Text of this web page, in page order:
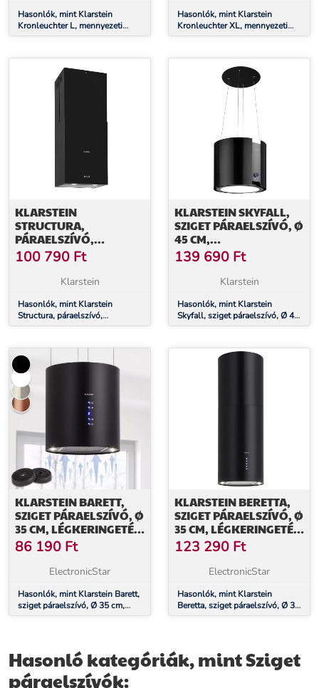
Hasonlók, mint Klarstein
Kronleuchter L, mennyezeti
páraelszívó, 60 cm, 590 m³/ó,
Hasonlók, mint Klarstein
Kronleuchter XL, mennyezeti
páraelszívó, 90 cm, 590 m³/ó,
KLARSTEIN
STRUCTURA,
PÁRAELSZÍVÓ,
ELSZÍVÁS/KERINGETÉS,
624 M³/Ó, A
ENERGIAHATÉKONYSÁGI
100 790 Ft
Klarstein
Hasonlók, mint Klarstein
Structura, páraelszívó,
elszívás/keringetés, 624 m³/ó, A
LED, fekete
KLARSTEIN SKYFALL,
SZIGET PÁRAELSZÍVÓ, Ø
45 CM,
LÉGKERINGETÉS, 402
M³/Ó, LED, NEMESACÉL,
139 690 Ft
Klarstein
Hasonlók, mint Klarstein
Skyfall, sziget páraelszívó, Ø 45
cm, légkeringetés, 402 m³/ó,
KLARSTEIN BARETT,
SZIGET PÁRAELSZÍVÓ, Ø
35 CM, LÉGKERINGETÉS,
560 M³/Ó, LED,
AKTÍVSZÉN SZŰRŐ,
FEKETE
86 190 Ft
ElectronicStar
Hasonlók, mint Klarstein Barett,
sziget páraelszívó, Ø 35 cm,
légkeringetés, 560 m³/ó, LED,
KLARSTEIN BERETTA,
SZIGET PÁRAELSZÍVÓ, Ø
35 CM, LÉGKERINGETÉS,
650 M³/Ó, LED, FEKETE
123 290 Ft
ElectronicStar
Hasonlók, mint Klarstein
Beretta, sziget páraelszívó, Ø 35
cm, légkeringetés, 650 m³/ó,
Hasonló kategóriák, mint Sziget
páraelszívók: